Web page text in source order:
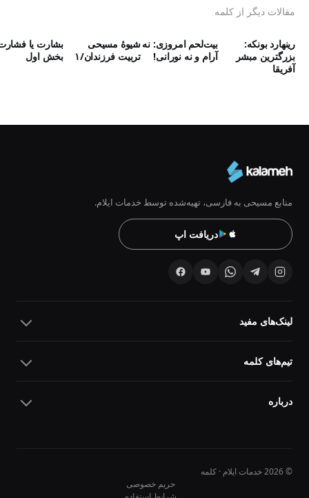
مقالات دیگر از کلمه
رینهارد بونکه:
بزرگترین مبشر
آفریقا
بیت‌لحم امروزی: نه
آرام و نه نورانی!
شیوۀ مسیحی
تربیت فرزندان/۱
بشارت یا
بخش اول
منابع مسیحی به فارسی، تهیه‌شده توسط خدمات ایلام.
دریافت اپ
لینک‌های مفید
تیم‌های کلمه
درباره
© 2026 خدمات ایلام · کلمه
حریم خصوصی